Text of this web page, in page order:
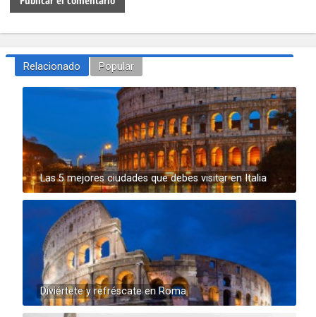
Relacionado Popular
Las 5 mejores ciudades que debes visitar en Italia
Diviértete y refréscate en Roma